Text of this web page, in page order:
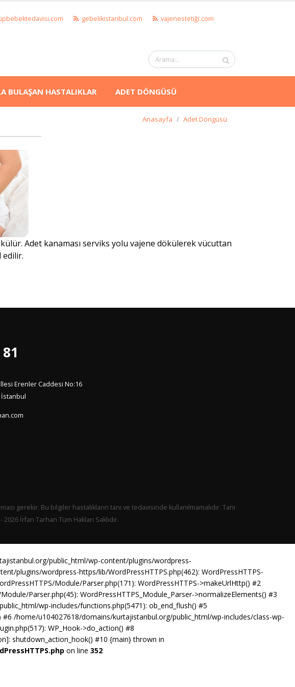
gebelikistanbul.com vajenestetiği.com
BULAŞAN HASTALIKLAR ADET DÖNGÜSÜ
Anasayfa Adet Döngüsü
Adet kanaması serviks yolu vajene dökülerek vücuttan
edilir.
Erenler Caddesi No:16
İstanbul
gerekir. Bu bilgiler hastalıkların tanı ve tedavisinde kullanılmamalıdır. Tanı
İrfan Tarhan Tüm Hakları Saklıdır.
public_html/wp-content/plugins/wordpress-
plugins/wordpress-https/lib/WordPressHTTPS.php(462): WordPressHTTPS-
Module/Parser.php(171): WordPressHTTPS->makeUrlHttp() #2
Parser.php(45): WordPressHTTPS_Module_Parser->normalizeElements() #3
wp-includes/functions.php(5471): ob_end_flush() #5
/home/u104027618/domains/kurtajistanbul.org/public_html/wp-includes/class-wp-
WP_Hook->do_action() #8
shutdown_action_hook() #10 {main} thrown in
on line 352